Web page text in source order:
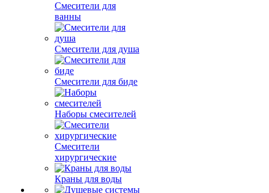
Смесители для
ванны
Смесители для душа
Смесители для биде
Наборы смесителей
Смесители
хирургические
Краны для воды